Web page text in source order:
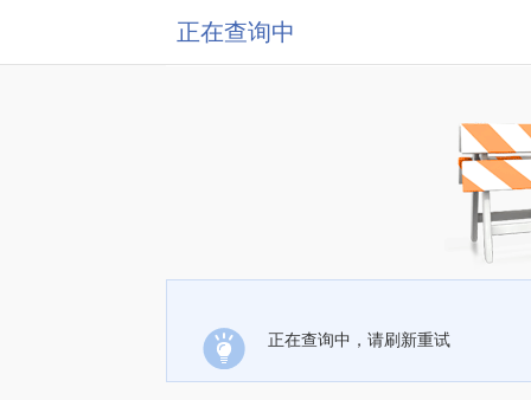
正在查询中
正在查询中，请刷新重试